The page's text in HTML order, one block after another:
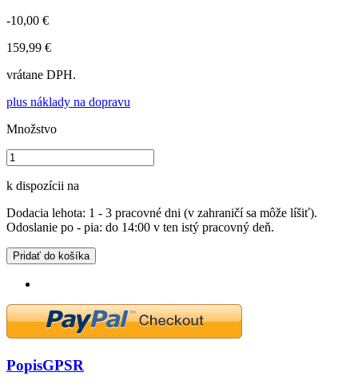
-10,00 €
159,99 €
vrátane DPH.
plus náklady na dopravu
Množstvo
k dispozícii na
Dodacia lehota: 1 - 3 pracovné dni (v zahraničí sa môže líšiť).
Odoslanie po - pia: do 14:00 v ten istý pracovný deň.
Pridať do košíka
PopisGPSR